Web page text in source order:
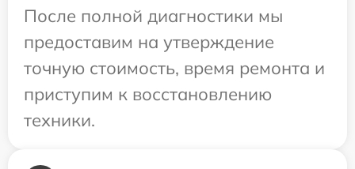
После полной диагностики мы
предоставим на утверждение
точную стоимость, время ремонта и
приступим к восстановлению
техники.